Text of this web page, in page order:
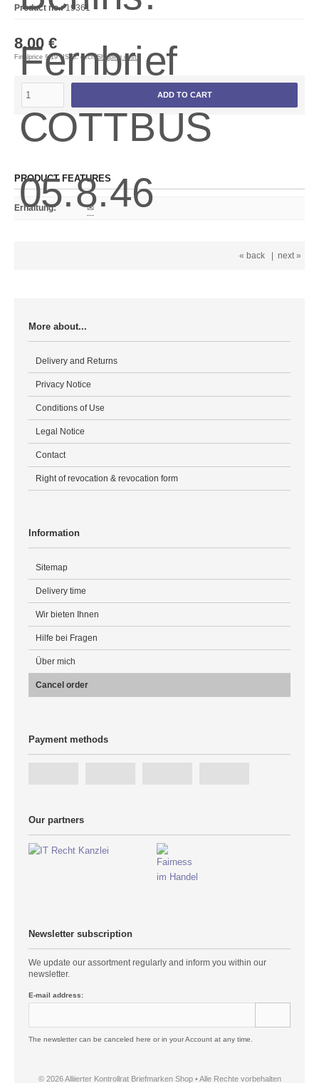
Product no.: 19361
8,00 €
Finalprice § 19 UStG. excl.Shipping costs
ADD TO CART
PRODUCT FEATURES
Erhaltung: ✉
« back | next »
More about...
Delivery and Returns
Privacy Notice
Conditions of Use
Legal Notice
Contact
Right of revocation & revocation form
Information
Sitemap
Delivery time
Wir bieten Ihnen
Hilfe bei Fragen
Über mich
Cancel order
Payment methods
Our partners
Newsletter subscription
We update our assortment regularly and inform you within our
newsletter.
E-mail address:
The newsletter can be canceled here or in your Account at any time.
© 2026 Alliierter Kontrollrat Briefmarken Shop • Alle Rechte vorbehalten